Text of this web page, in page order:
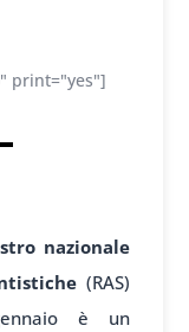
print="yes"]
nazionale
(RAS)
è un